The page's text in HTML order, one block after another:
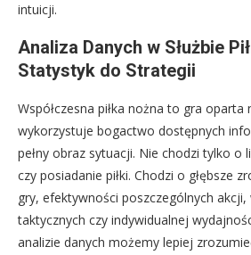
intuicji.
Analiza Danych w Służbie
Statystyk do Strategii
Współczesna piłka nożna to gra oparta
wykorzystuje bogactwo dostępnych
pełny obraz sytuacji. Nie chodzi tylko o
czy posiadanie piłki. Chodzi o głębsze
gry, efektywności poszczególnych akcji,
taktycznych czy indywidualnej
analizie danych możemy lepiej